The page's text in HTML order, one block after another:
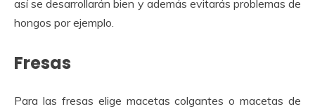
así se desarrollarán bien y además evitarás problemas de
hongos por ejemplo.
Fresas
Para las fresas elige macetas colgantes o macetas de